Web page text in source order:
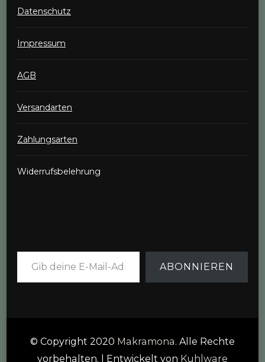
Datenschutz
Impressum
AGB
Versandarten
Zahlungsarten
Widerrufsbelehrung
Gib deine E-Mail-Adresse ein ...
ABONNIEREN
© Copyright 2020 Makramona. Alle Rechte
vorbehalten. | Entwickelt von Kuhlware